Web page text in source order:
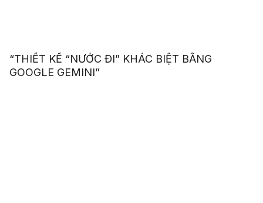
“THIẾT KẾ “NƯỚC ĐI” KHÁC BIỆT BẰNG
GOOGLE GEMINI”